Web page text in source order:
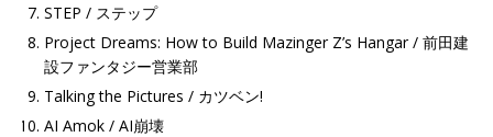
STEP / ステップ
Project Dreams: How to Build Mazinger Z’s Hangar / 前田建
設ファンタジー営業部
Talking the Pictures / カツベン!
AI Amok / AI崩壊